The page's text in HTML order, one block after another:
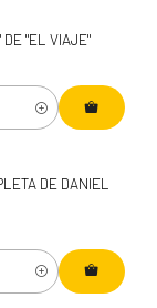
DE "EL VIAJE"
DE DANIEL